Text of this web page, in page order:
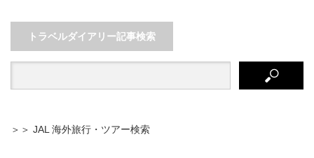
トラベルダイアリー記事検索
＞＞ JAL 海外旅行・ツアー検索